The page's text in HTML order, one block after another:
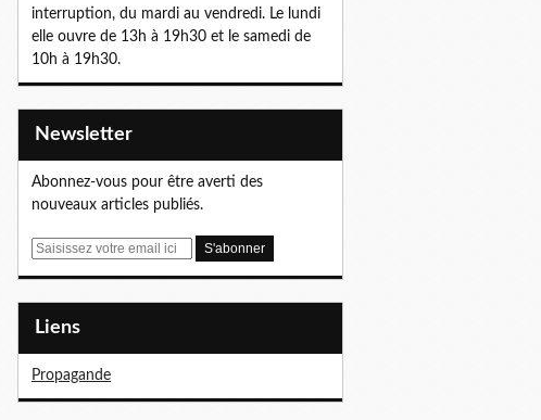
interruption, du mardi au vendredi. Le lundi
elle ouvre de 13h à 19h30 et le samedi de
10h à 19h30.
Newsletter
Abonnez-vous pour être averti des
nouveaux articles publiés.
E
Liens
Propagande